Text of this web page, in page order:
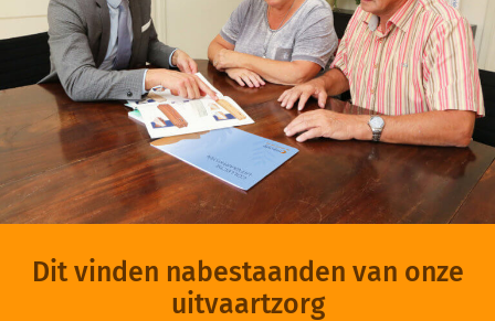
Dit vinden nabestaanden van onze
uitvaartzorg